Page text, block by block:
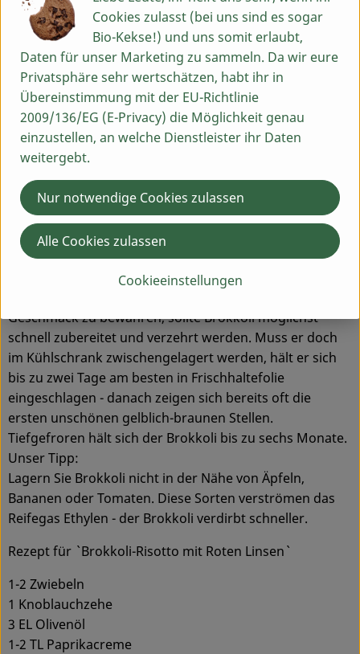
zerkleinern, und anschließen kurz garen. Im Anschluss
einfach in vorgewärmte Einmachgläser geben und mit
einem heißen Essig-Kräutersud auffüllen und 30
Minuten bei 90 Grad einkochen. Auf diese Art bleibt der
Brokkoli schön knackig.
Aufbewahrung
Frischer Brokkoli sollte im Kühlschrank aufbewahrt
werden. Zum Einfrieren sollte man die Röschen kurz mit
heißem Wasser überbrühen (blanchieren) und in
Eiswasser tauchen, damit die Farbe erhalten bleibt.
Dann ist er bis zu 6 Monaten haltbar.
Haltbarkeit
Geschmack zu bewahren, sollte Brokkoli möglichst
schnell zubereitet und verzehrt werden. Muss er doch
im Kühlschrank zwischengelagert werden, hält er sich
bis zu zwei Tage am besten in Frischhaltefolie
eingeschlagen - danach zeigen sich bereits oft die
ersten unschönen gelblich-braunen Stellen.
Tiefgefroren hält sich der Brokkoli bis zu sechs Monate.
Unser Tipp:
Lagern Sie Brokkoli nicht in der Nähe von Äpfeln,
Bananen oder Tomaten. Diese Sorten verströmen das
Reifegas Ethylen - der Brokkoli verdirbt schneller.
Rezept für ` Brokkoli-Risotto mit Roten Linsen`
1-2 Zwiebeln
1 Knoblauchzehe
3 EL Olivenöl
1-2 TL Paprikacreme
Cookies zulasst (bei uns sind es sogar
Bio-Kekse!) und uns somit erlaubt,
Daten für unser Marketing zu sammeln. Da wir eure
Privatsphäre sehr wertschätzen, habt ihr in
Übereinstimmung mit der EU-Richtlinie
2009/136/EG (E-Privacy) die Möglichkeit genau
einzustellen, an welche Dienstleister ihr Daten
weitergebt.
Cookieeinstellungen
Nur notwendige Cookies zulassen
Alle Cookies zulassen